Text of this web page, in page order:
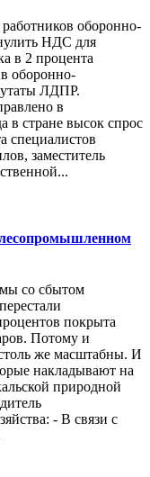
оборонно-
НДС для
в 2 процента
оборонно-
ЛДПР.
в
в стране высок спрос
специалистов
заместитель
лесопромышленном
со сбытом
покрыта
Потому и
же масштабны. И
накладывают на
природной
- В связи с